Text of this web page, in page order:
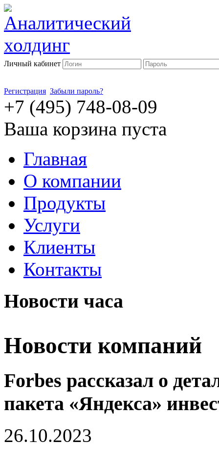
Личный кабинет
Регистрация Забыли пароль?
+7 (495) 748-08-09
Ваша корзина пуста
Главная
О компании
Продукты
Услуги
Клиенты
Контакты
Новости часа
Новости компаний
Forbes рассказал о
пакета «Яндекса»
26.10.2023